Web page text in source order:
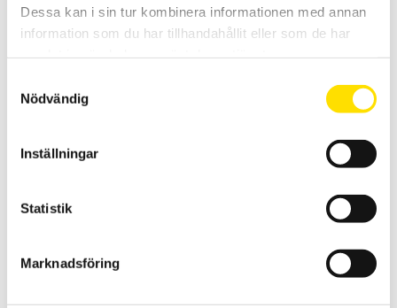
Dessa kan i sin tur kombinera informationen med annan
information som du har tillhandahållit eller som de har
Nödvändig
Inställningar
Statistik
Marknadsföring
noggrannhetsklass 0,2, 0,5 och 1 beroende på modell. Samtliga
shuntar kan göras specialanpassade för att passa i din applikation.